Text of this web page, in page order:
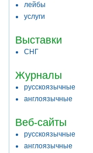
лейбы
услуги
Выставки
СНГ
Журналы
русскоязычные
англоязычные
Веб-сайты
русскоязычные
англоязычные